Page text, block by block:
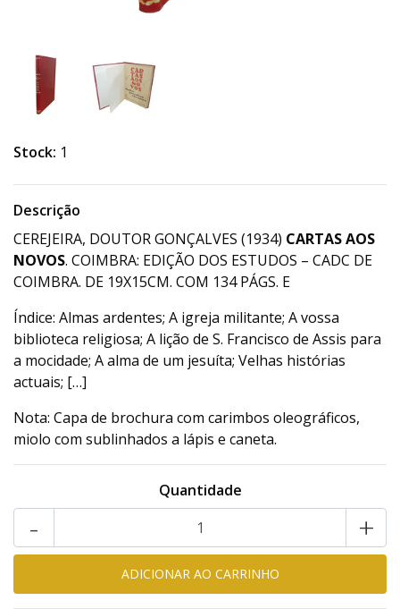
Stock: 1
Descrição
CEREJEIRA, DOUTOR GONÇALVES (1934) CARTAS AOS
NOVOS. COIMBRA: EDIÇÃO DOS ESTUDOS – CADC DE
COIMBRA. DE 19X15CM. COM 134 PÁGS. E
Índice: Almas ardentes; A igreja militante; A vossa
biblioteca religiosa; A lição de S. Francisco de Assis para
a mocidade; A alma de um jesuíta; Velhas histórias
actuais; […]
Nota: Capa de brochura com carimbos oleográficos,
miolo com sublinhados a lápis e caneta.
Quantidade
+
-